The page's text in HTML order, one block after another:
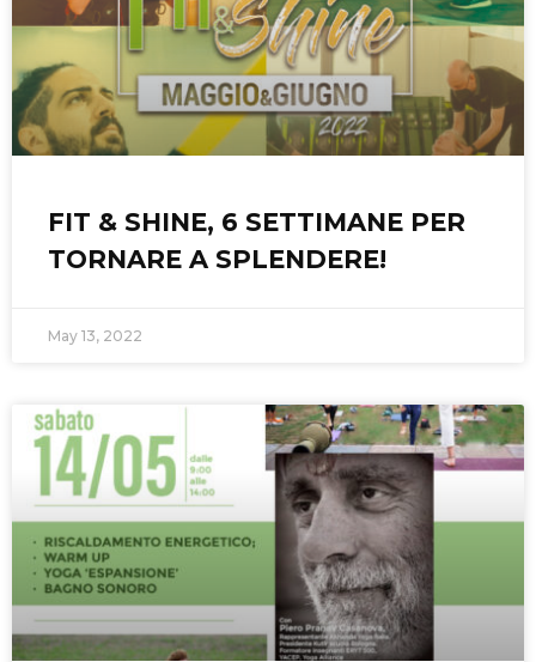
FIT & SHINE, 6 SETTIMANE PER
TORNARE A SPLENDERE!
May 13, 2022